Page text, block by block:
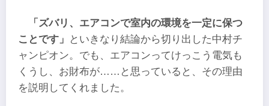
「ズバリ、エアコンで室内の環境を一定に保つ
ことです」
といきなり結論から切り出した中村チ
ャンピオン。でも、エアコンってけっこう電気も
くうし、お財布が……と思っていると、その理由
を説明してくれました。